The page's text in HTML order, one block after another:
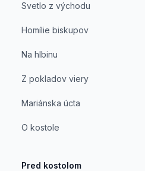
Svetlo z východu
Homílie biskupov
Na hlbinu
Z pokladov viery
Mariánska úcta
O kostole
Pred kostolom